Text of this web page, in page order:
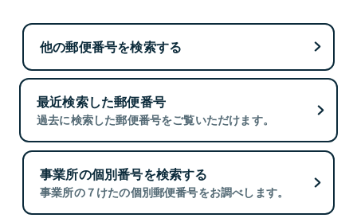
他の郵便番号を検索する
最近検索した郵便番号
過去に検索した郵便番号をご覧いただけます。
事業所の個別番号を検索する
事業所の７けたの個別郵便番号をお調べします。